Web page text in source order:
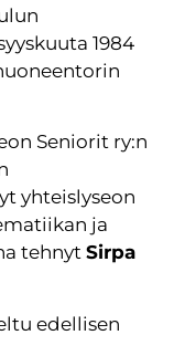
1984
Seniorit ry:n
yhteislyseon
ja
tehnytSirpa
edellisen